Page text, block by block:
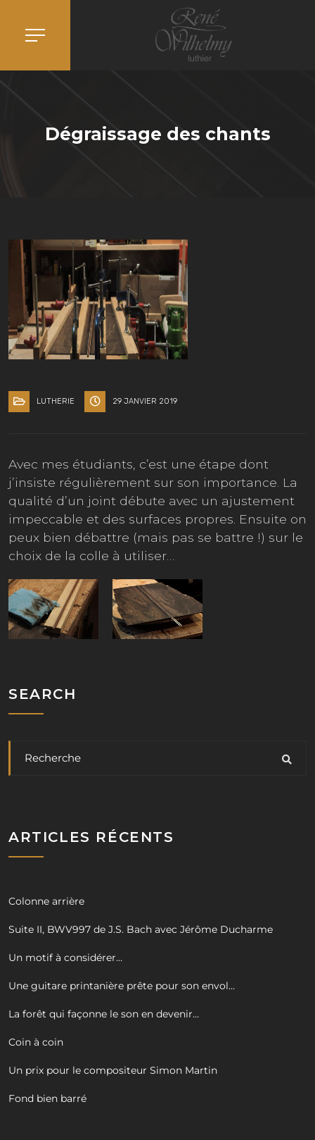
Dégraissage des chants
LUTHERIE 29 JANVIER 2019
Avec mes étudiants, c’est une étape dont
j’insiste régulièrement sur son importance. La
qualité d’un joint débute avec un ajustement
impeccable et des surfaces propres. Ensuite on
peux bien débattre (mais pas se battre !) sur le
choix de la colle à utiliser…
SEARCH
ARTICLES RÉCENTS
Colonne arrière
Suite II, BWV997 de J.S. Bach avec Jérôme Ducharme
Un motif à considérer…
Une guitare printanière prête pour son envol…
La forêt qui façonne le son en devenir…
Coin à coin
Un prix pour le compositeur Simon Martin
Fond bien barré